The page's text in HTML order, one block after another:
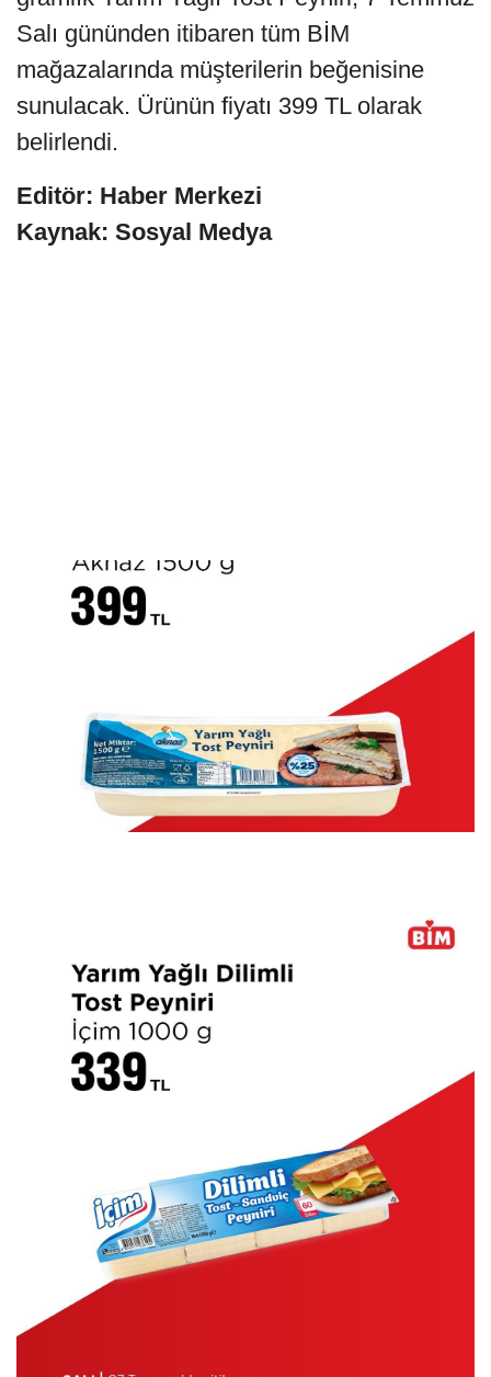
Salı gününden itibaren tüm BİM
mağazalarında müşterilerin beğenisine
sunulacak. Ürünün fiyatı 399 TL olarak
belirlendi.
Editör: Haber Merkezi
Kaynak: Sosyal Medya